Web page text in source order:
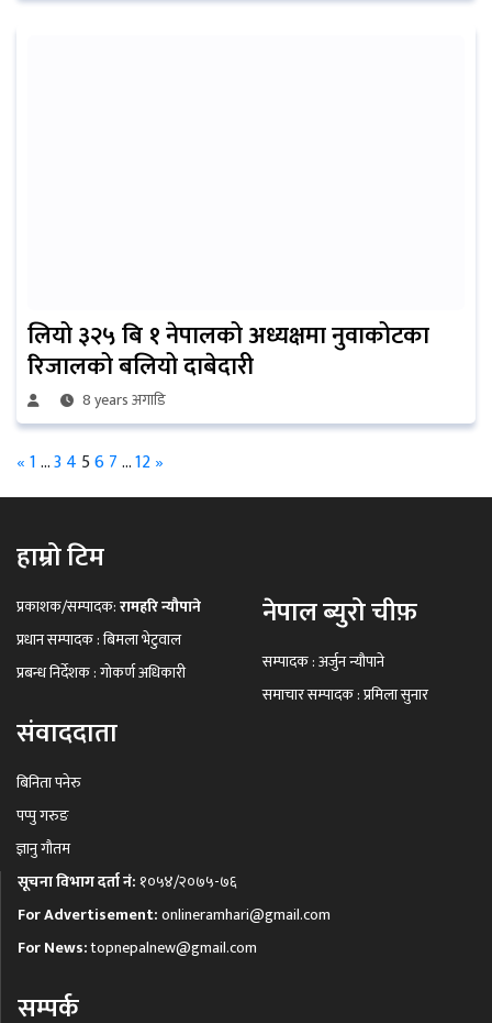
लियो ३२५ बि १ नेपालको अध्यक्षमा नुवाकोटका
रिजालको बलियो दाबेदारी
8 years अगाडि
«1…3 4 567…12»
हाम्रो टिम
प्रकाशक/सम्पादक:रामहरि न्यौपाने
प्रधान सम्पादक : बिमला भेटुवाल
प्रबन्ध निर्देशक : गोकर्ण अधिकारी
नेपाल ब्युरो चीफ़
सम्पादक : अर्जुन न्यौपाने
समाचार सम्पादक : प्रमिला सुनार
संवाददाता
बिनिता पनेरु
पप्पु गरुङ
ज्ञानु गौतम
सूचना विभाग दर्ता नं: १०५४/२०७५-७६
For Advertisement:onlineramhari@gmail.com
For News:topnepalnew@gmail.com
सम्पर्क